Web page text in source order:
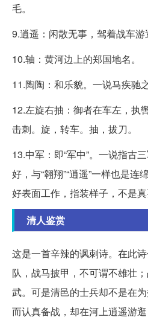
毛。
9.逍遥：闲散无事，驾着战车游
10.轴：黄河边上的郑国地名。
11.陶陶：和乐貌。一说马疾驰之
12.左旋右抽：御者在车左，执
击刺。旋，转车。抽，拔刀。
13.中军：即“军中”。一说指古
好，与“翱翔”“逍遥”一样也是
好表面工作，指装样子，不是真
清人鉴赏
这是一首辛辣的讽刺诗。在此
队，战马披甲，不可谓不雄壮
武。可是清邑的士兵却不是在
而认真备战，却在河上逍遥游